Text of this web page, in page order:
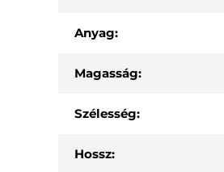
Anyag:
Magasság:
Szélesség:
Hossz: